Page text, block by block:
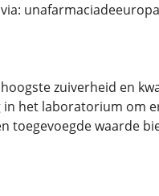
zuiverheid en
in het laboratorium om
toegevoegde waarde